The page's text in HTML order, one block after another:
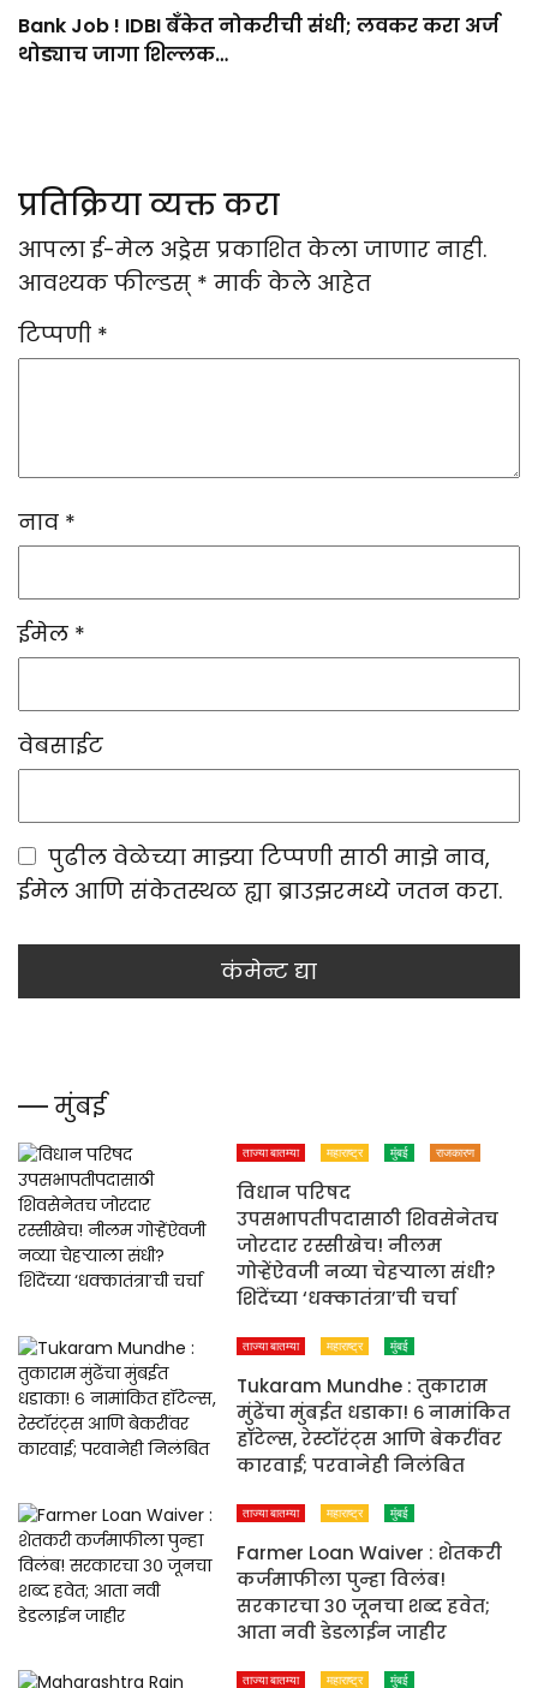
Bank Job ! IDBI बँकेत नोकरीची संधी; लवकर करा अर्ज
थोड्याच जागा शिल्लक…
प्रतिक्रिया व्यक्त करा
आपला ई-मेल अड्रेस प्रकाशित केला जाणार नाही.
आवश्यक फील्डस् * मार्क केले आहेत
टिप्पणी *
नाव *
ईमेल *
वेबसाईट
पुढील वेळेच्या माझ्या टिप्पणी साठी माझे नाव,
ईमेल आणि संकेतस्थळ ह्या ब्राउझरमध्ये जतन करा.
मुंबई
ताज्या बातम्या महाराष्ट्र मुंबई राजकारण
विधान परिषद
उपसभापतीपदासाठी शिवसेनेतच
जोरदार रस्सीखेच! नीलम
गोऱ्हेंऐवजी नव्या चेहऱ्याला संधी?
शिंदेंच्या ‘धक्कातंत्रा’ची चर्चा
ताज्या बातम्या महाराष्ट्र मुंबई
Tukaram Mundhe : तुकाराम
मुंढेंचा मुंबईत धडाका! ६ नामांकित
हॉटेल्स, रेस्टॉरंट्स आणि बेकरींवर
कारवाई; परवानेही निलंबित
ताज्या बातम्या महाराष्ट्र मुंबई
Farmer Loan Waiver : शेतकरी
कर्जमाफीला पुन्हा विलंब!
सरकारचा ३० जूनचा शब्द हवेत;
आता नवी डेडलाईन जाहीर
ताज्या बातम्या महाराष्ट्र मुंबई